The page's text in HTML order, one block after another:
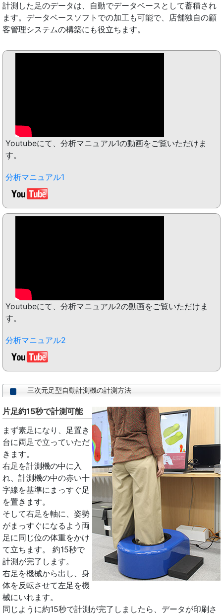
計測した足のデータは、自動でデータベースとして蓄積され
ます。データベースソフトでの加工も可能で、店舗独自の顧
客管理システムの構築にも役立ちます。
Youtubeにて、分析マニュアル1の動画をご覧いただけま
す。
分析マニュアル1
Youtubeにて、分析マニュアル2の動画をご覧いただけま
す。
分析マニュアル2
三次元足型自動計測機の計測方法
片足約15秒で計測可能
まず素足になり、足置き
台に両足で立っていただ
きます。
右足を計測機の中に入
れ、計測機の中の赤い十
字線を基準にまっすぐ足
を置きます。
そして右足を軸に、姿勢
がまっすぐになるよう両
足に同じ位の体重をかけ
て立ちます。 約15秒で
計測が完了します。
右足を機械から出し、身
体を反転させて左足を機
械にいれます。
同じように約15秒で計測が完了しましたら、データが印刷さ